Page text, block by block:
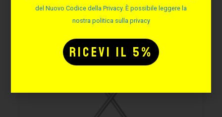
del Nuovo Codice della Privacy. È possibile leggere la
nostra politica sulla privacy